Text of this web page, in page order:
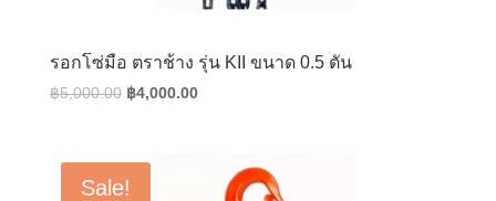
รอกโซ่มือ ตราช้าง รุ่น KII ขนาด 0.5 ตัน
฿5,000.00 Original
฿5,000.00.
฿4,000.00Current
฿4,000.00.
Sale!